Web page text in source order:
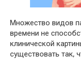
Множество видов
времени не
клинической
существовать так,